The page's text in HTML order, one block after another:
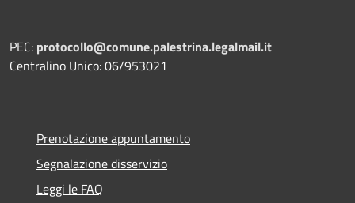
PEC: protocollo@comune.palestrina.legalmail.it
Centralino Unico: 06/953021
Prenotazione appuntamento
Segnalazione disservizio
Leggi le FAQ